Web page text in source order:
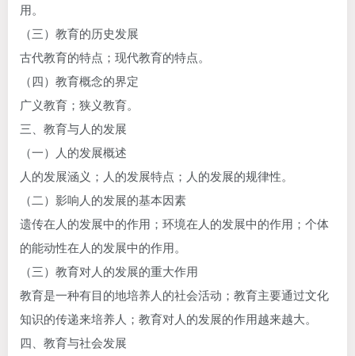
用。
（三）教育的历史发展
古代教育的特点；现代教育的特点。
（四）教育概念的界定
广义教育；狭义教育。
三、教育与人的发展
（一）人的发展概述
人的发展涵义；人的发展特点；人的发展的规律性。
（二）影响人的发展的基本因素
遗传在人的发展中的作用；环境在人的发展中的作用；个体
的能动性在人的发展中的作用。
（三）教育对人的发展的重大作用
教育是一种有目的地培养人的社会活动；教育主要通过文化
知识的传递来培养人；教育对人的发展的作用越来越大。
四、教育与社会发展